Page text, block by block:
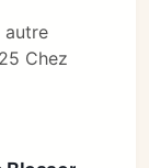
autre
Chez